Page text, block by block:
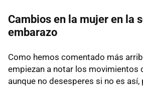
Cambios en la mujer en la
embarazo
Como hemos comentado más
empiezan a notar los movimientos
aunque no desesperes si no es así,